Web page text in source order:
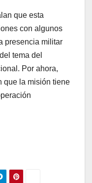
que esta
con algunos
presencia militar
tema del
Por ahora,
que la misión tiene